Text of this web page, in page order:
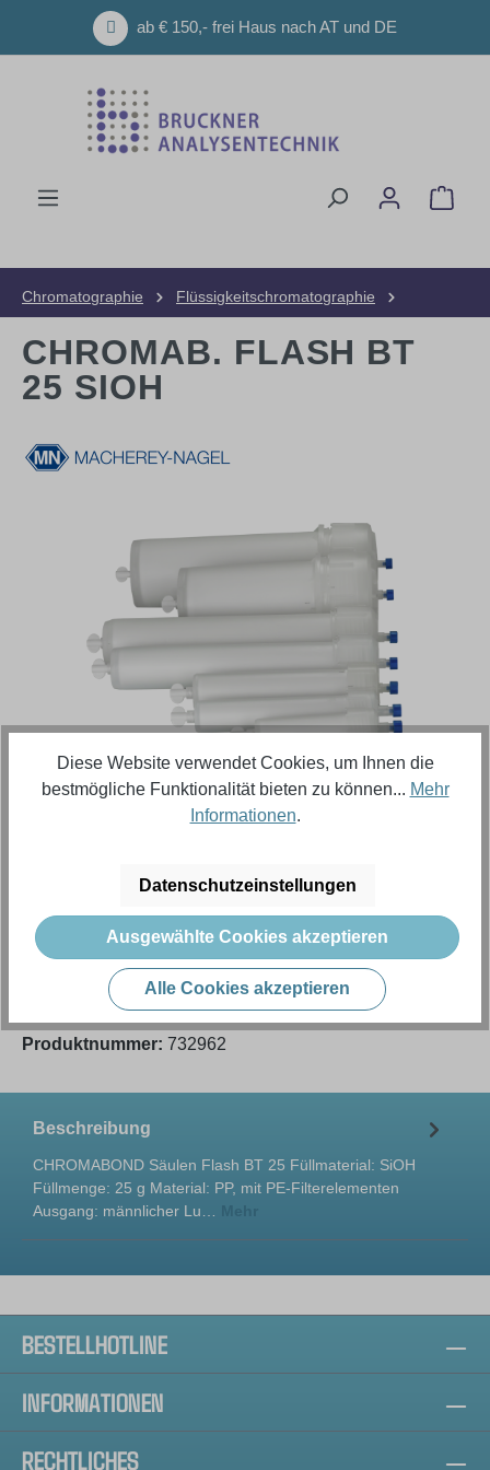
Zum Hauptinhalt springenab € 150,- frei Haus nach AT und DE
Chromatographie
Flüssigkeitschromatographie
CHROMAB. FLASH BT
25 SIOH
Bildergalerie überspringen
Regulärer Preis:
Preise exkl. MwSt. zzgl. Versandkosten
Produkt Anzahl: Gib den gewünschten
In den Warenkorb
Produktnummer: 732962
Beschreibung
CHROMABOND Säulen Flash BT 25 Füllmaterial: SiOH
Füllmenge: 25 g Material: PP, mit PE-Filterelementen
Ausgang: männlicher Lu…
BESTELLHOTLINE
INFORMATIONEN
RECHTLICHES
Diese Website verwendet Cookies, um Ihnen die
bestmögliche Funktionalität bieten zu können... Mehr
Informationen.
Datenschutzeinstellungen
Ausgewählte Cookies akzeptieren
Alle Cookies akzeptieren